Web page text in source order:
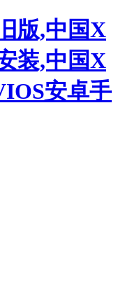
版,中国X
装,中国X
安卓手